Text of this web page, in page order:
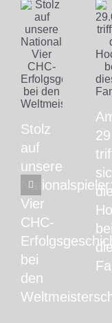
Stolz
auf
unsere
Nationalspieler:
Vier
CHC-
bei
den
die